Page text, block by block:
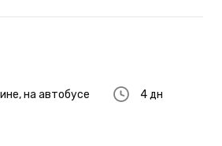
, на автобусе 4 дн